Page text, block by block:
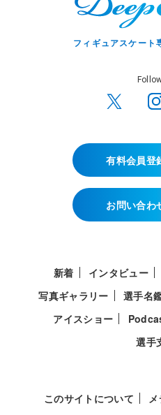
フィギュアスケート
有料会員登
お問い合わ
新着 インタビュー
写真ギャラリー
選手名
アイスショー
選手
このサイトについて